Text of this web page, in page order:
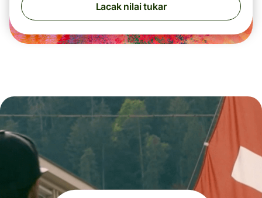
Lacak nilai tukar